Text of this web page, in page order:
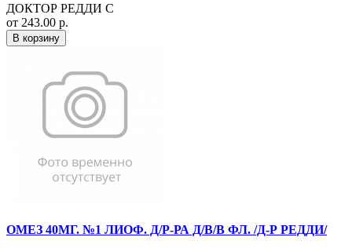
ДОКТОР РЕДДИ С
от 243.00 р.
В корзину
ОМЕЗ 40МГ. №1 ЛИОФ. Д/Р-РА Д/В/В ФЛ. /Д-Р РЕДДИ/